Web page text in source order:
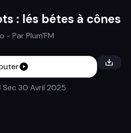
: lés bétes à cônes
- ParPlum'FM
Sec 30 Avril 2025